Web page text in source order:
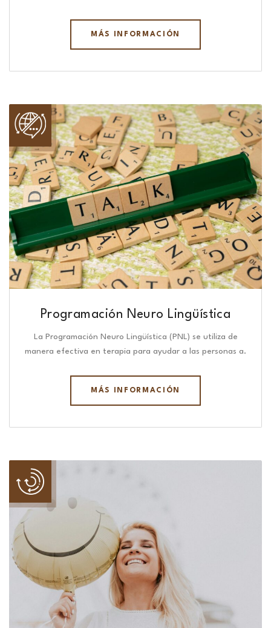
MÁS INFORMACIÓN
Programación Neuro Lingüística​
La Programación Neuro Lingüística (PNL) se utiliza de
manera efectiva en terapia para ayudar a las personas a.
MÁS INFORMACIÓN